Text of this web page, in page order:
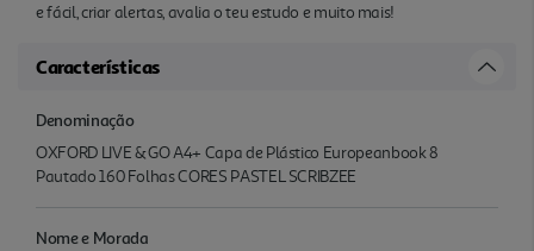
e fácil, criar alertas, avalia o teu estudo e muito mais!
Características
Denominação
OXFORD LIVE & GO A4+ Capa de Plástico Europeanbook 8
Pautado 160 Folhas CORES PASTEL SCRIBZEE
Nome e Morada